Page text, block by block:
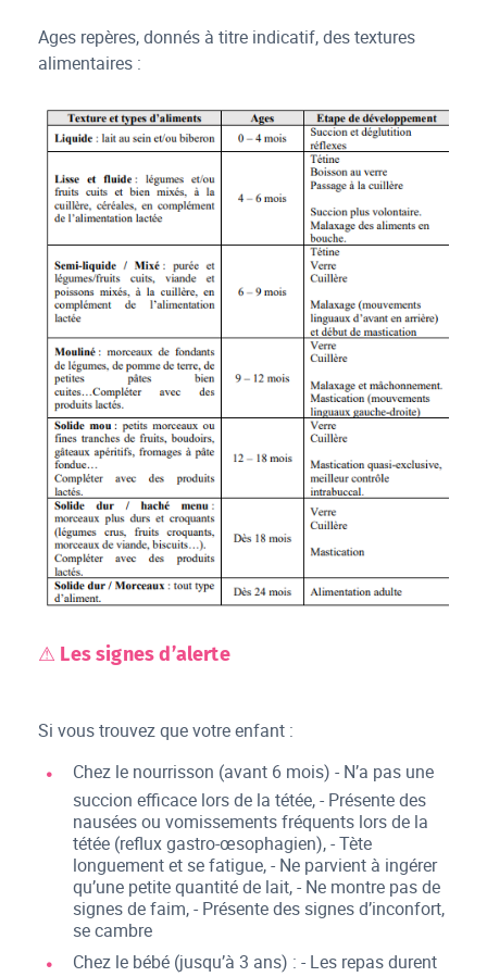
Ages repères, donnés à titre indicatif, des textures
alimentaires :
⚠ Les signes d’alerte
Si vous trouvez que votre enfant :
Chez le nourrisson (avant 6 mois) - N’a pas une
succion efficace lors de la tétée, - Présente des
nausées ou vomissements fréquents lors de la
tétée (reflux gastro-œsophagien), - Tète
longuement et se fatigue, - Ne parvient à ingérer
qu’une petite quantité de lait, - Ne montre pas de
signes de faim, - Présente des signes d’inconfort,
se cambre
Chez le bébé (jusqu’à 3 ans) : - Les repas durent